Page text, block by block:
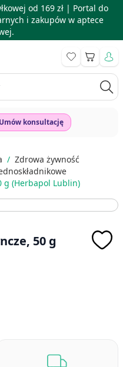
od 169 zł | Portal do
i zakupów w aptece
Koszyk
Umów konsultację
/ Zdrowa żywność
g (Herbapol Lublin)
50 g